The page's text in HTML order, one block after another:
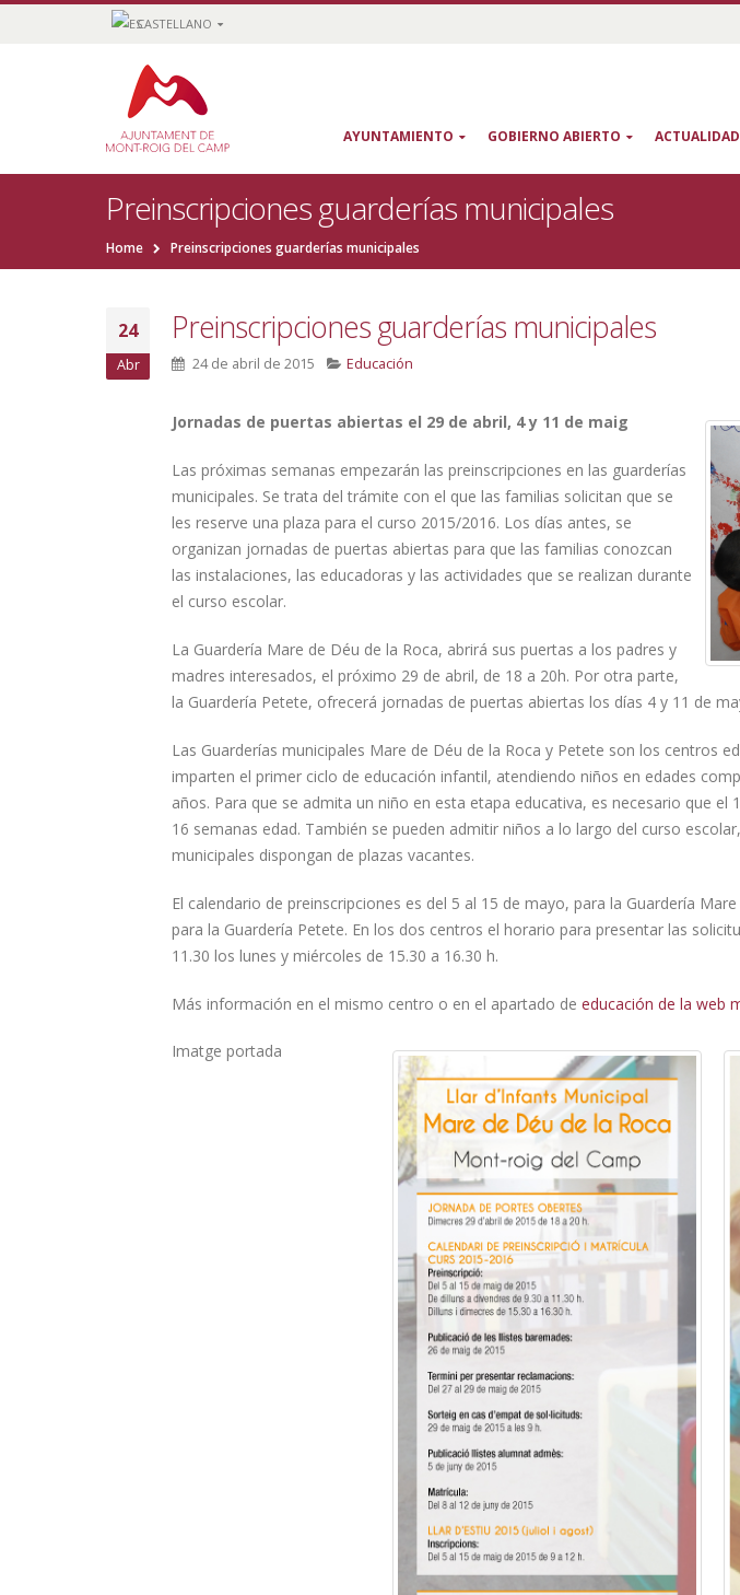
CASTELLANO
AYUNTAMIENTO GOBIERNO ABIERTO ACTUALIDAD
Preinscripciones guarderías municipales
Home Preinscripciones guarderías municipales
24
Abr
Preinscripciones guarderías municipales
24 de abril de 2015 Educación
Jornadas de puertas abiertas el 29 de abril, 4 y 11 de maig
Las próximas semanas empezarán las preinscripciones en las guarderías
municipales. Se trata del trámite con el que las familias solicitan que se
les reserve una plaza para el curso 2015/2016. Los días antes, se
organizan jornadas de puertas abiertas para que las familias conozcan
las instalaciones, las educadoras y las actividades que se realizan durante
el curso escolar.
La Guardería Mare de Déu de la Roca, abrirá sus puertas a los padres y
madres interesados, el próximo 29 de abril, de 18 a 20h. Por otra parte,
la Guardería Petete, ofrecerá jornadas de puertas abiertas los días 4 y 11 de
Las Guarderías municipales Mare de Déu de la Roca y Petete son los centros
imparten el primer ciclo de educación infantil, atendiendo niños en edades
años. Para que se admita un niño en esta etapa educativa, es necesario que el
16 semanas edad. También se pueden admitir niños a lo largo del curso
municipales dispongan de plazas vacantes.
El calendario de preinscripciones es del 5 al 15 de mayo, para la Guardería
para la Guardería Petete. En los dos centros el horario para presentar las
11.30 los lunes y miércoles de 15.30 a 16.30 h.
Más información en el mismo centro o en el apartado de educación de la web
Imatge portada